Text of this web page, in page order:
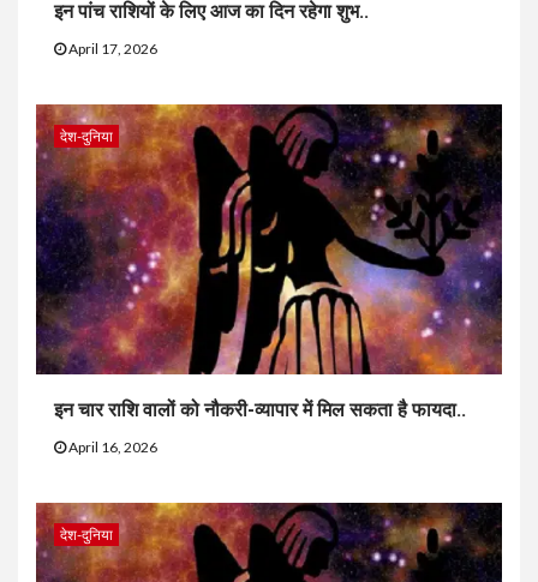
इन पांच राशियों के लिए आज का दिन रहेगा शुभ..
April 17, 2026
देश-दुनिया
इन चार राशि वालों को नौकरी-व्यापार में मिल सकता है फायदा..
April 16, 2026
देश-दुनिया